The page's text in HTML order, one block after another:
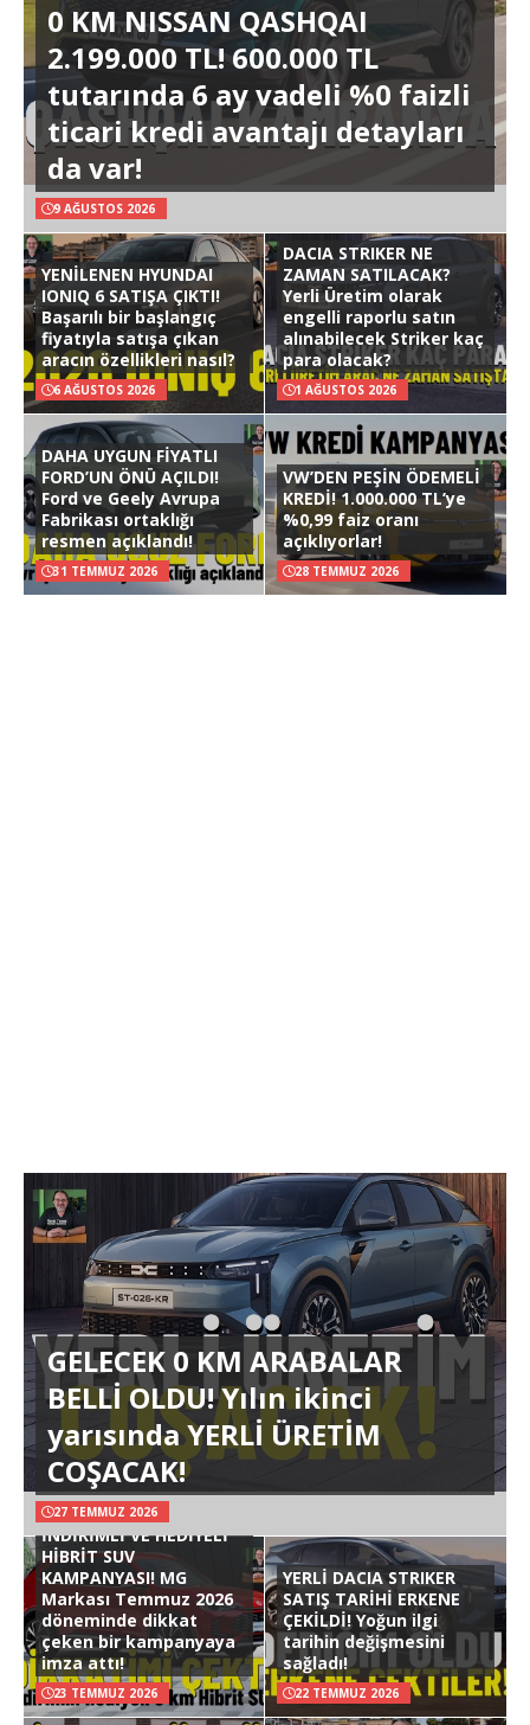
0 KM NISSAN QASHQAI
2.199.000 TL! 600.000 TL
tutarında 6 ay vadeli %0 faizli
ticari kredi avantajı detayları
da var!
9 AĞUSTOS 2026
YENİLENEN HYUNDAI
IONIQ 6 SATIŞA ÇIKTI!
Başarılı bir başlangıç
fiyatıyla satışa çıkan
aracın özellikleri nasıl?
6 AĞUSTOS 2026
DACIA STRIKER NE
ZAMAN SATILACAK?
Yerli Üretim olarak
engelli raporlu satın
alınabilecek Striker kaç
para olacak?
1 AĞUSTOS 2026
DAHA UYGUN FİYATLI
FORD’UN ÖNÜ AÇILDI!
Ford ve Geely Avrupa
Fabrikası ortaklığı
resmen açıklandı!
31 TEMMUZ 2026
VW’DEN PEŞİN ÖDEMELİ
KREDİ! 1.000.000 TL’ye
%0,99 faiz oranı
açıklıyorlar!
28 TEMMUZ 2026
GELECEK 0 KM ARABALAR
BELLİ OLDU! Yılın ikinci
yarısında YERLİ ÜRETİM
COŞACAK!
27 TEMMUZ 2026
İNDİRİMLİ VE HEDİYELİ
HİBRİT SUV
KAMPANYASI! MG
Markası Temmuz 2026
döneminde dikkat
çeken bir kampanyaya
imza attı!
23 TEMMUZ 2026
YERLİ DACIA STRIKER
SATIŞ TARİHİ ERKENE
ÇEKİLDİ! Yoğun ilgi
tarihin değişmesini
sağladı!
22 TEMMUZ 2026